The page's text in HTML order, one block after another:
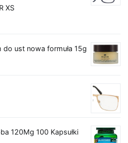
XS
do ust nowa formuła 15g
120Mg 100 Kapsułki